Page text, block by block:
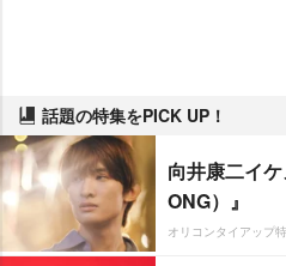
話題の特集をPICK UP！
向井康二イ
ONG）』
オリコンタイアップ